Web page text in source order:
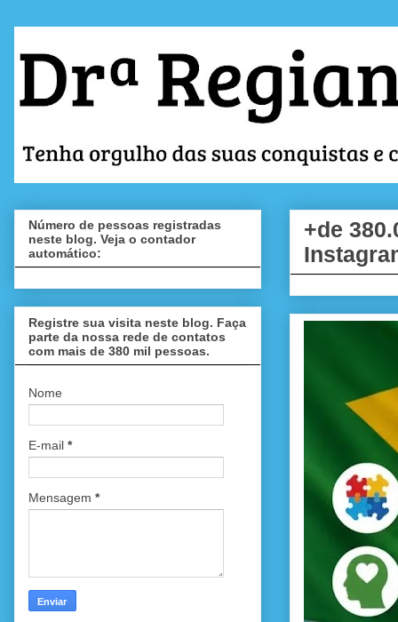
+de
Número de pessoas registradas
neste blog. Veja o contador
automático:
Registre sua visita neste blog. Faça
parte da nossa rede de contatos
com mais de 380 mil pessoas.
Nome
E-mail *
Mensagem *